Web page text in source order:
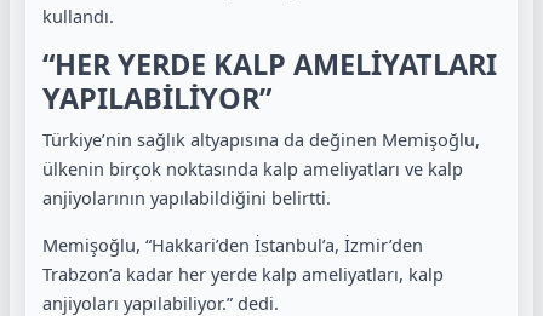
kullandı.
“HER YERDE KALP AMELİYATLARI
YAPILABİLİYOR”
Türkiye’nin sağlık altyapısına da değinen Memişoğlu,
ülkenin birçok noktasında kalp ameliyatları ve kalp
anjiyolarının yapılabildiğini belirtti.
Memişoğlu, “Hakkari’den İstanbul’a, İzmir’den
Trabzon’a kadar her yerde kalp ameliyatları, kalp
anjiyoları yapılabiliyor.” dedi.